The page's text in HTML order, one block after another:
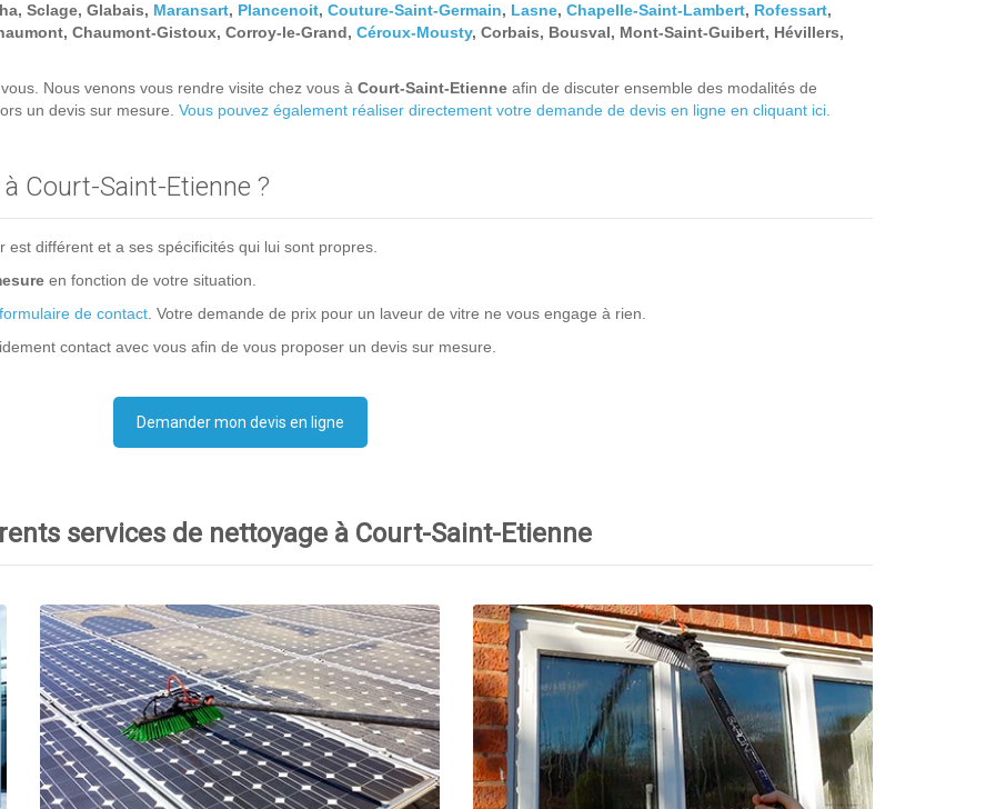
Sclage, Glabais, Maransart, Plancenoit, Couture-Saint-Germain, Lasne, Chapelle-Saint-Lambert, Rofessart,
Chaumont-Gistoux, Corroy-le-Grand, Céroux-Mousty, Corbais, Bousval, Mont-Saint-Guibert, Hévillers,
Nous venons vous rendre visite chez vous à Court-Saint-Etienne afin de discuter ensemble des modalités de
un devis sur mesure. Vous pouvez également réaliser directement votre demande de devis en ligne en cliquant ici.
Court-Saint-Etienne ?
différent et a ses spécificités qui lui sont propres.
en fonction de votre situation.
de contact. Votre demande de prix pour un laveur de vitre ne vous engage à rien.
contact avec vous afin de vous proposer un devis sur mesure.
Demander mon devis en ligne
services de nettoyage à Court-Saint-Etienne